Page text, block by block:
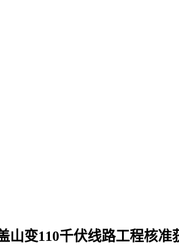
山变110千伏线路工程核准